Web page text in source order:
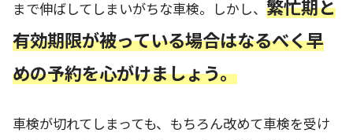
まで伸ばしてしまいがちな車検。しかし、 繁忙期と
有効期限が被っている場合はなるべく早
めの予約を心がけましょう。
車検が切れてしまっても、もちろん改めて車検を受け